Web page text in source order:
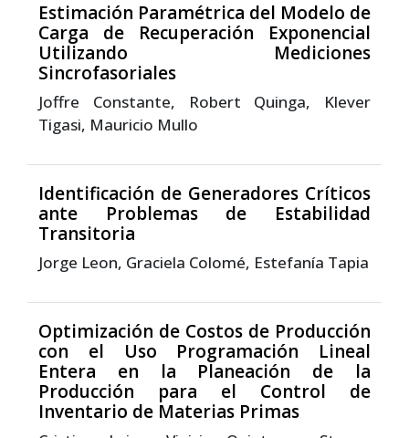
Estimación Paramétrica del Modelo de
Carga de Recuperación Exponencial
Utilizando Mediciones
Sincrofasoriales
Joffre Constante, Robert Quinga, Klever
Tigasi, Mauricio Mullo
Identificación de Generadores Críticos
ante Problemas de Estabilidad
Transitoria
Jorge Leon, Graciela Colomé, Estefanía Tapia
Optimización de Costos de Producción
con el Uso Programación Lineal
Entera en la Planeación de la
Producción para el Control de
Inventario de Materias Primas